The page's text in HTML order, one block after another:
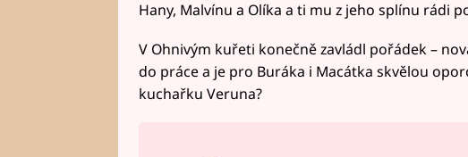
Hany, Malvínu a Olíka a ti mu z jeho splínu rádi
V Ohnivým kuřeti konečně zavládl pořádek –
do práce a je pro Buráka i Macátka skvělou
kuchařku Veruna?